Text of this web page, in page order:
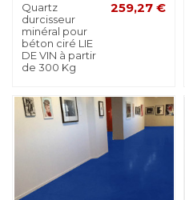
Quartz
durcisseur
minéral pour
béton ciré LIE
DE VIN à partir
de 300 Kg
259,27 €